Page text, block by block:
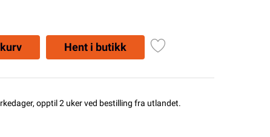
Hent i butikk
opptil 2 uker ved bestilling fra utlandet.